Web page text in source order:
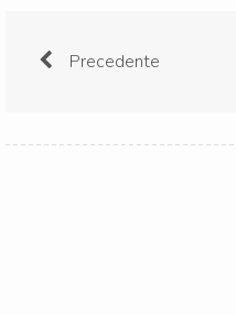
Precedente